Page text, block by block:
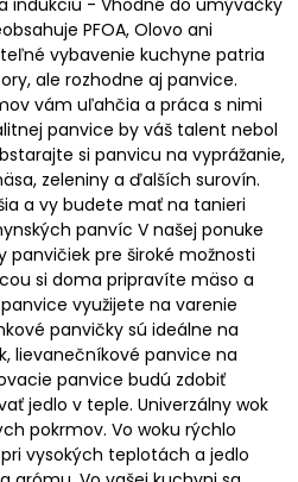
PFOA, Olovo ani
vybavenie kuchyne patria
ale rozhodne aj panvice.
vám uľahčia a práca s nimi
panvice by váš talent nebol
si panvicu na vyprážanie,
zeleniny a ďalších surovín.
a vy budete mať na tanieri
panvíc V našej ponuke
pre široké možnosti
si doma pripravíte mäso a
využijete na varenie
panvičky sú ideálne na
lievanečníkové panvice na
panvice budú zdobiť
jedlo v teple. Univerzálny wok
pokrmov. Vo woku rýchlo
vysokých teplotách a jedlo